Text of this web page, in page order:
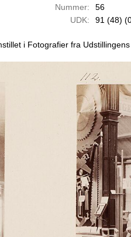
Nummer:
56
UDK:
91 (48)
i Fotografier fra